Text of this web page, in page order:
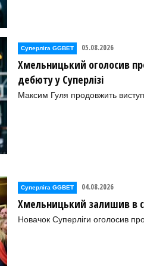
Суперліга GGBET 05.08.2026
Хмельницький оголосив
дебюту у Суперлізі
Максим Гуля продовжить
Суперліга GGBET 04.08.2026
Хмельницький залишив в
Новачок Суперліги оголосив